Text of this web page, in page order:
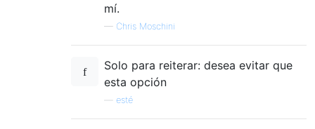
mí.
— Chris Moschini
Solo para reiterar: desea evitar que
esta opción
esté